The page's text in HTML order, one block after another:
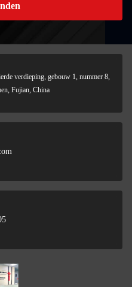
verdieping, gebouw 1, nummer 8,
Fujian, China